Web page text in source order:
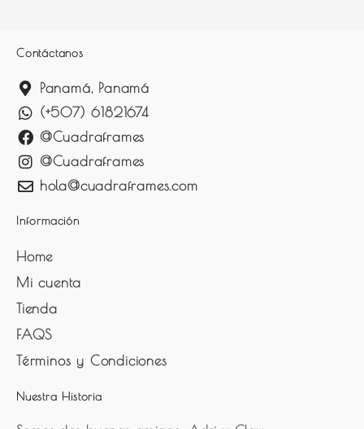
Contáctanos
Panamá, Panamá
(+507) 61821674
@Cuadraframes
@Cuadraframes
hola@cuadraframes.com
Información
Home
Mi cuenta
Tienda
FAQS
Términos y Condiciones
Nuestra Historia